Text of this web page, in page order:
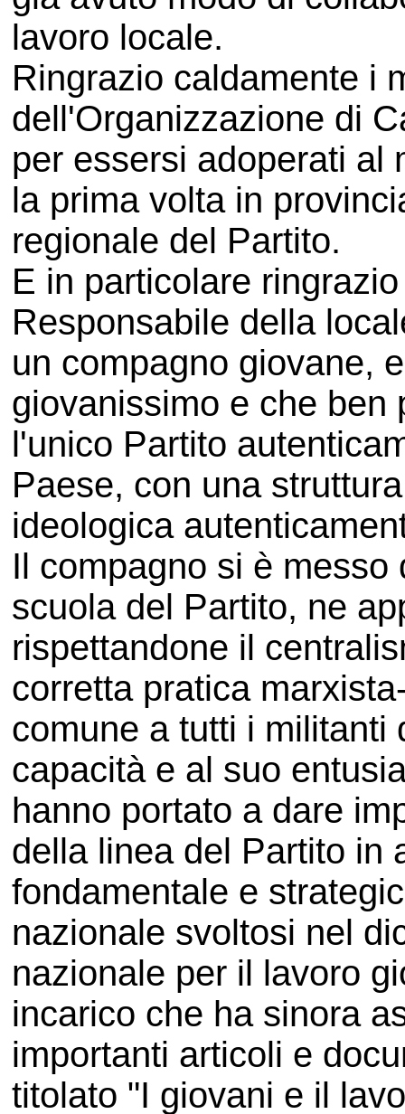
lavoro locale.
Ringrazio caldamente i
dell'Organizzazione di
per essersi adoperati al
la prima volta in
regionale del Partito.
E in particolare
Responsabile della
un compagno giovane,
giovanissimo e che ben
l'unico Partito
Paese, con una
ideologica
Il compagno si è
scuola del Partito, ne
rispettandone il
corretta pratica
comune a tutti i militanti
capacità e al suo
hanno portato a dare
della linea del Partito in
fondamentale e
nazionale svoltosi nel
nazionale per il lavoro
incarico che ha sinora
importanti articoli e
titolato "I giovani e il